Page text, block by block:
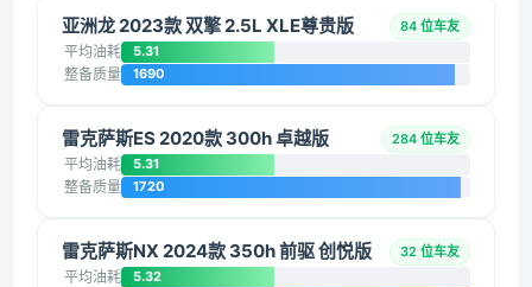
亚洲龙 2023款 双擎 2.5L XLE尊贵版 84 位车友
平均油耗 5.31
整备质量 1690
雷克萨斯ES 2020款 300h 卓越版 284 位车友
平均油耗 5.31
整备质量 1720
雷克萨斯NX 2024款 350h 前驱 创悦版 32 位车友
平均油耗 5.32